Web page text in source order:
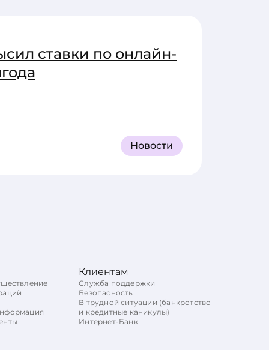
ставки по онлайн-
Новости
Клиентам
Служба поддержки
Безопасность
В трудной ситуации (банкротство
и кредитные каникулы)
Интернет-Банк